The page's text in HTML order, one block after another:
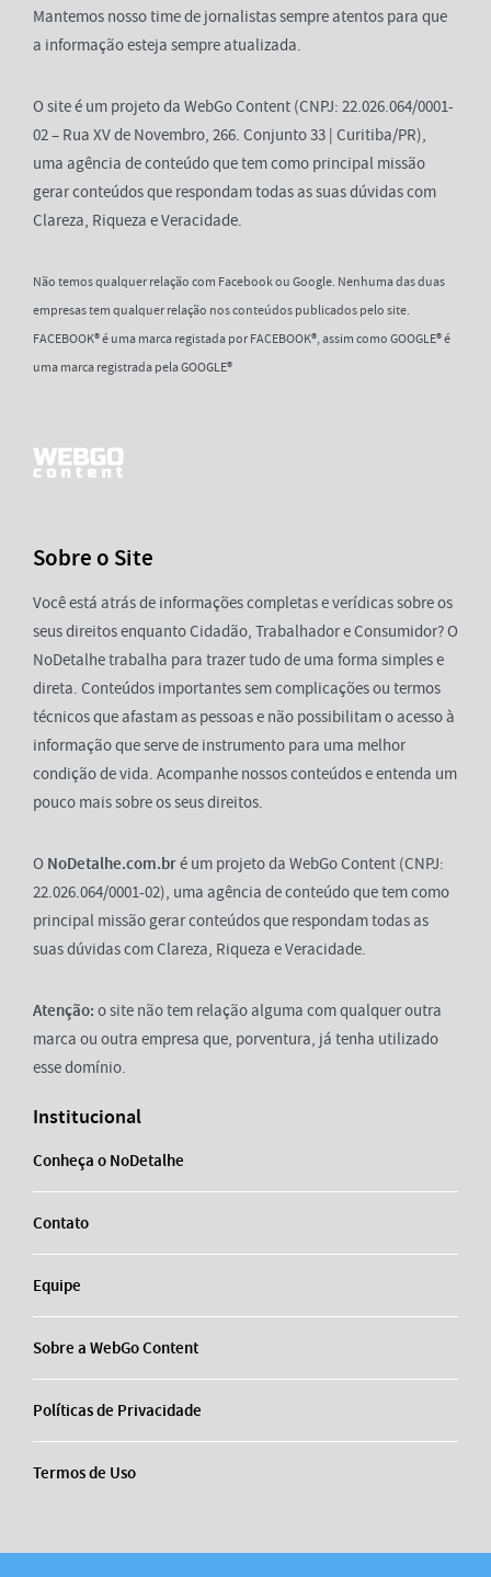
Mantemos nosso time de jornalistas sempre atentos para que
a informação esteja sempre atualizada.
O site é um projeto da WebGo Content (CNPJ: 22.026.064/0001-
02 – Rua XV de Novembro, 266. Conjunto 33 | Curitiba/PR),
uma agência de conteúdo que tem como principal missão
gerar conteúdos que respondam todas as suas dúvidas com
Clareza, Riqueza e Veracidade.
Não temos qualquer relação com Facebook ou Google. Nenhuma das duas
empresas tem qualquer relação nos conteúdos publicados pelo site.
FACEBOOK® é uma marca registada por FACEBOOK®, assim como GOOGLE® é
uma marca registrada pela GOOGLE®
Sobre o Site
Você está atrás de informações completas e verídicas sobre os
seus direitos enquanto Cidadão, Trabalhador e Consumidor? O
NoDetalhe trabalha para trazer tudo de uma forma simples e
direta. Conteúdos importantes sem complicações ou termos
técnicos que afastam as pessoas e não possibilitam o acesso à
informação que serve de instrumento para uma melhor
condição de vida. Acompanhe nossos conteúdos e entenda um
pouco mais sobre os seus direitos.
O NoDetalhe.com.bré um projeto da WebGo Content (CNPJ:
22.026.064/0001-02), uma agência de conteúdo que tem como
principal missão gerar conteúdos que respondam todas as
suas dúvidas com Clareza, Riqueza e Veracidade.
Atenção: o site não tem relação alguma com qualquer outra
marca ou outra empresa que, porventura, já tenha utilizado
esse domínio.
Institucional
Conheça o NoDetalhe
Contato
Equipe
Sobre a WebGo Content
Políticas de Privacidade
Termos de Uso